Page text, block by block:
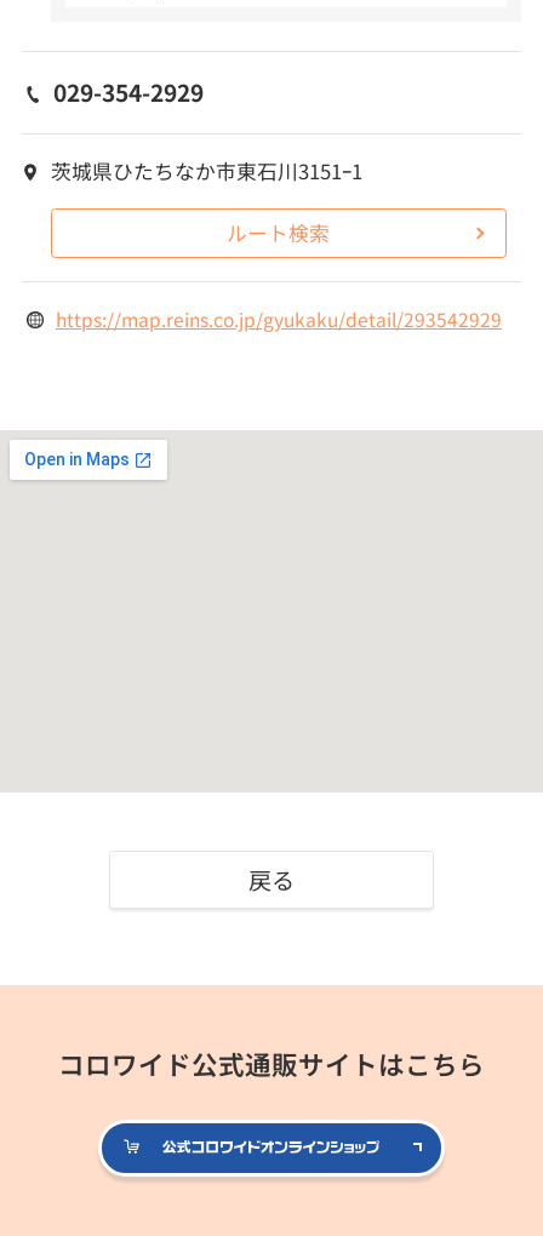
029-354-2929
茨城県ひたちなか市東石川3151ｰ1
ルート検索
https://map.reins.co.jp/gyukaku/detail/293542929
戻る
コロワイド公式通販サイトはこちら
公式コロ